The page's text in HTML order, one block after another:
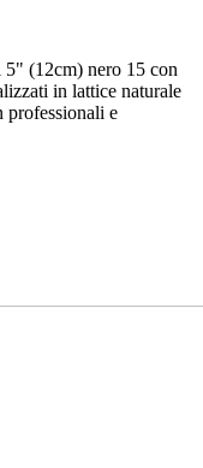
5" (12cm) nero 15 con
in lattice naturale
professionali e